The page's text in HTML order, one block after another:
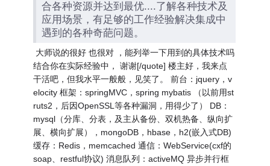
合各种资源并达到最优....了解各种技术及
应用场景，有足够的工作经验解决集成中
遇到的各种奇葩问题。
大师说的很好 也很对 ，能列举一下用到的具体技术吗
结合你在实际经验中， 谢谢[/quote] 楼主好，我来点
干活吧，但我水平一般般，见笑了。 前台：jquery，v
elocity 框架：springMVC，spring mybatis （以前用st
ruts2，后因OpenSSL等各种漏洞，用得少了） DB：
mysql（分库、分表，及主从备份、双机热备、纵向扩
展、横向扩展），mongoDB，hbase，h2(嵌入式DB)
缓存：Redis，memcached 通信：WebService(cxf的
soap、restful协议) 消息队列：activeMQ 异步并行框